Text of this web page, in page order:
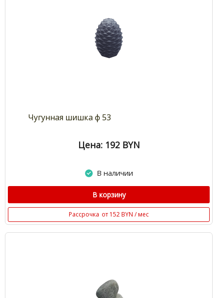
Чугунная шишка ф 53
Цена: 192 BYN
В наличии
В корзину
Рассрочка от 152 BYN / мес